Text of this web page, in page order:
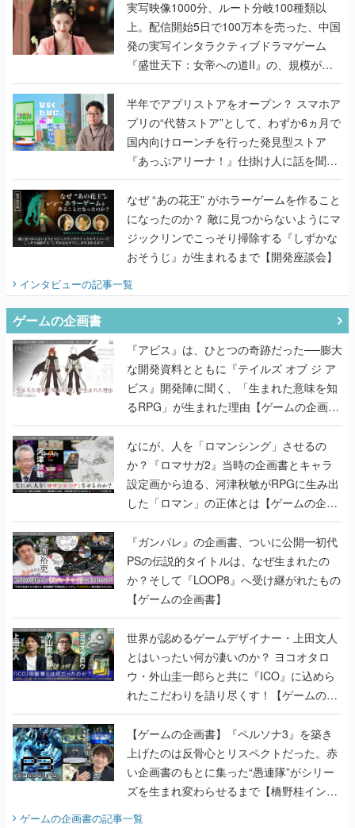
んだレジェンド2人に訊く開発秘話
実写映像1000分、ルート分岐100種類以
上。配信開始5日で100万本を売った、中国
発の実写インタラクティブドラマゲーム
『盛世天下：女帝への道II』の、規模が違
うこだわりをプロデューサーに聞いた
半年でアプリストアをオープン？ スマホア
プリの“代替ストア”として、わずか6ヵ月で
国内向けローンチを行った発見型ストア
『あっぷアリーナ！』仕掛け人に話を聞い
てみた
なぜ “あの花王” がホラーゲームを作ること
になったのか？ 敵に見つからないようにマ
ジックリンでこっそり掃除する『しずかな
おそうじ』が生まれるまで【開発座談会】
インタビューの記事一覧
ゲームの企画書
『アビス』は、ひとつの奇跡だった──膨大
な開発資料とともに『テイルズ オブ ジ ア
ビス』開発陣に聞く、「生まれた意味を知
るRPG」が生まれた理由【ゲームの企画
書】
なにが、人を「ロマンシング」させるの
か？『ロマサガ2』当時の企画書とキャラ
設定画から迫る、河津秋敏がRPGに生み出
した「ロマン」の正体とは【ゲームの企画
書】
『ガンパレ』の企画書、ついに公開━初代
PSの伝説的タイトルは、なぜ生まれたの
か？そして『LOOP8』へ受け継がれたもの
【ゲームの企画書】
世界が認めるゲームデザイナー・上田文人
とはいったい何が凄いのか？ ヨコオタロ
ウ・外山圭一郎らと共に『ICO』に込めら
れたこだわりを語り尽くす！【ゲームの企
画書】
【ゲームの企画書】『ペルソナ3』を築き
上げたのは反骨心とリスペクトだった。赤
い企画書のもとに集った“愚連隊”がシリー
ズを生まれ変わらせるまで【橋野桂インタ
ゲームの企画書の記事一覧